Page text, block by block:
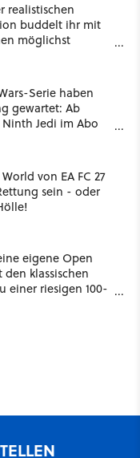
realistischen
buddelt ihr mit
möglichst
Serie haben
gewartet: Ab
Jedi im Abo
von EA FC 27
sein - oder
eigene Open
klassischen
einer riesigen 100-